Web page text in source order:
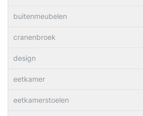
buitenmeubelen
cranenbroek
design
eetkamer
eetkamerstoelen